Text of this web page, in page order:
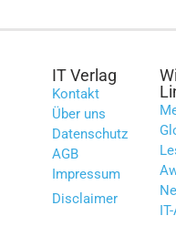
IT Verlag
Kontakt
Über uns
Datenschutz
AGB
Impressum
Disclaimer